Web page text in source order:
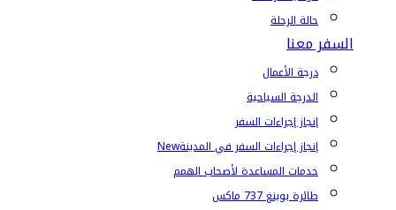
حالة الرحلة
السفر معنا
درجة الأعمال
الدرجة السياحية
إنجاز إجراءات السفر
إنجاز إجراءات السفر في المدينةNew
خدمات المساعدة لأصحاب الهمم
طائرة بوينغ 737 ماكس